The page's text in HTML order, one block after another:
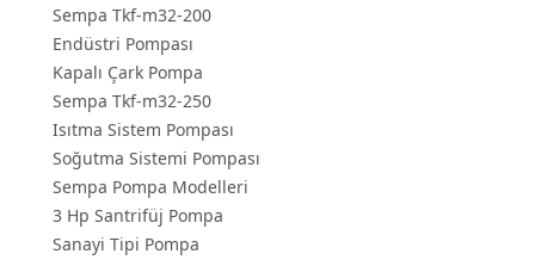
Sempa Tkf-m32-200
Endüstri Pompası
Kapalı Çark Pompa
Sempa Tkf-m32-250
Isıtma Sistem Pompası
Soğutma Sistemi Pompası
Sempa Pompa Modelleri
3 Hp Santrifüj Pompa
Sanayi Tipi Pompa